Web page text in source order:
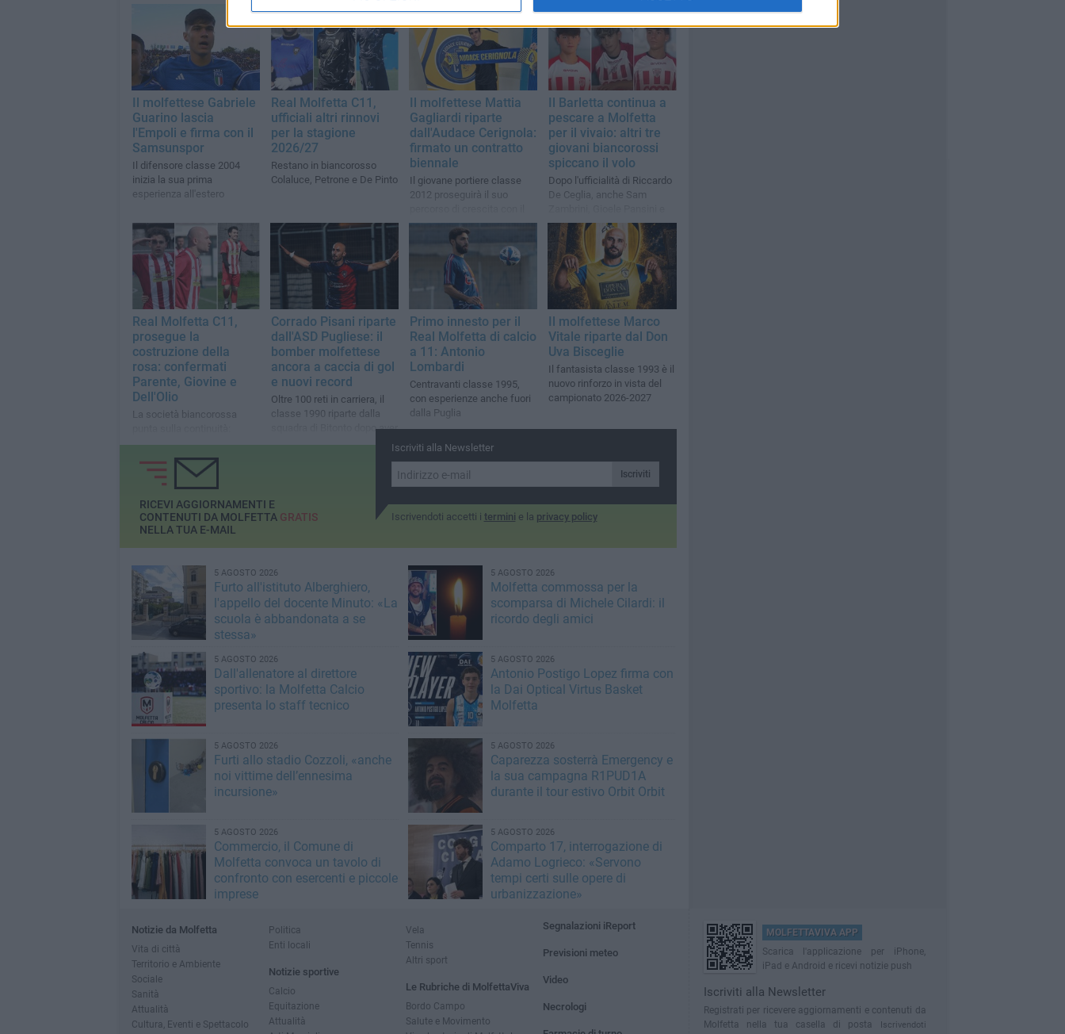
Il molfettese Gabriele
Guarino lascia
l'Empoli e firma con il
Samsunspor
Il difensore classe 2004
inizia la sua prima
esperienza all'estero
Real Molfetta C11,
ufficiali altri rinnovi
per la stagione
2026/27
Restano in biancorosso
Colaluce, Petrone e De Pinto
Il molfettese Mattia
Gagliardi riparte
dall'Audace Cerignola:
firmato un contratto
biennale
Il giovane portiere classe
2012 proseguirà il suo
club gialloblù
Il Barletta continua a
pescare a Molfetta
per il vivaio: altri tre
giovani biancorossi
spiccano il volo
Dopo l'ufficialità di Riccardo
De Ceglia, anche Sam
Domenico Sancilio iniziano
una nuova avventura
Real Molfetta C11,
prosegue la
costruzione della
rosa: confermati
Parente, Giovine e
Dell'Olio
La società biancorossa
restano tre protagonisti
della passata stagione
Corrado Pisani riparte
dall'ASD Pugliese: il
bomber molfettese
ancora a caccia di gol
e nuovi record
Oltre 100 reti in carriera, il
classe 1990 riparte dalla
squadra di Bitonto dopo aver
Primo innesto per il
Real Molfetta di calcio
a 11: Antonio
Lombardi
Centravanti classe 1995,
con esperienze anche fuori
dalla Puglia
Il molfettese Marco
Vitale riparte dal Don
Uva Bisceglie
Il fantasista classe 1993 è il
nuovo rinforzo in vista del
campionato 2026-2027
Iscriviti alla Newsletter
Iscriviti
Iscrivendoti accetti i termini e la privacy policy
RICEVI AGGIORNAMENTI E
CONTENUTI DA MOLFETTA GRATIS
NELLA TUA E-MAIL
5 AGOSTO 2026
Furto all'istituto Alberghiero,
l'appello del docente Minuto: «La
scuola è abbandonata a se
stessa»
5 AGOSTO 2026
Molfetta commossa per la
scomparsa di Michele Cilardi: il
ricordo degli amici
5 AGOSTO 2026
Dall'allenatore al direttore
sportivo: la Molfetta Calcio
presenta lo staff tecnico
5 AGOSTO 2026
Antonio Postigo Lopez firma con
la Dai Optical Virtus Basket
Molfetta
5 AGOSTO 2026
Furti allo stadio Cozzoli, «anche
noi vittime dell’ennesima
incursione»
5 AGOSTO 2026
Caparezza sosterrà Emergency e
la sua campagna R1PUD1A
durante il tour estivo Orbit Orbit
5 AGOSTO 2026
Commercio, il Comune di
Molfetta convoca un tavolo di
confronto con esercenti e piccole
imprese
5 AGOSTO 2026
Comparto 17, interrogazione di
Adamo Logrieco: «Servono
tempi certi sulle opere di
urbanizzazione»
Notizie da Molfetta
Vita di città
Territorio e Ambiente
Sociale
Sanità
Attualità
Cultura, Eventi e Spettacolo
Politica
Enti locali
Notizie sportive
Calcio
Equitazione
Attualità
Vela
Tennis
Altri sport
Le Rubriche di MolfettaViva
Bordo Campo
Salute e Movimento
Segnalazioni iReport
Previsioni meteo
Video
Necrologi
MOLFETTAVIVA APP
Scarica l'applicazione per iPhone,
iPad e Android e ricevi notizie push
Iscriviti alla Newsletter
Registrati per ricevere aggiornamenti e contenuti da
Molfetta nella tua casella di posta
Iscrivendoti